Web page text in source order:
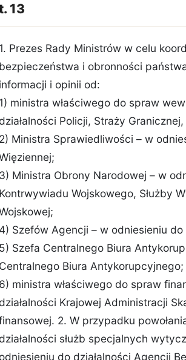
13
1. Prezes Rady Ministrów w celu
bezpieczeństwa i obronności
informacji i opinii od:
1) ministra właściwego do spraw
działalności Policji, Straży
2) Ministra Sprawiedliwości – w
3) Ministra Obrony Narodowej – w
Kontrwywiadu Wojskowego, Służby
4) Szefów Agencji – w odniesieniu
5) Szefa Centralnego Biura
Centralnego Biura Antykorupcyjnego;
6) ministra właściwego do spraw
działalności Krajowej Administracji
2. W przypadku
działalności służb specjalnych
odniesieniu do działalności Agencji